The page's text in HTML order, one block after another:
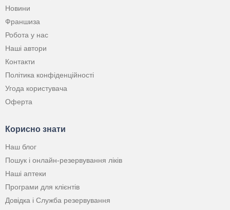
Новини
Франшиза
Робота у нас
Наші автори
Контакти
Політика конфіденційності
Угода користувача
Оферта
Корисно знати
Наш блог
Пошук і онлайн-резервування ліків
Наші аптеки
Програми для клієнтів
Довідка і Служба резервування